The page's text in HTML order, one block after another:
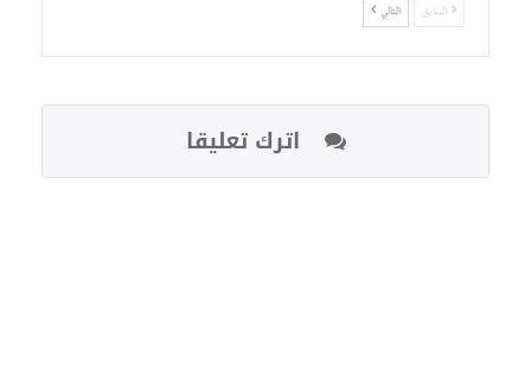
السابق التالي
اترك تعليقا